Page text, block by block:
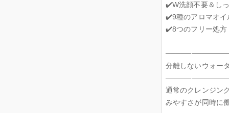
✔️W洗顔不要＆し
✔️9種のアロマオイ
✔️8つのフリー処方
分離しないウォー
通常のクレンジン
みやすさが同時に